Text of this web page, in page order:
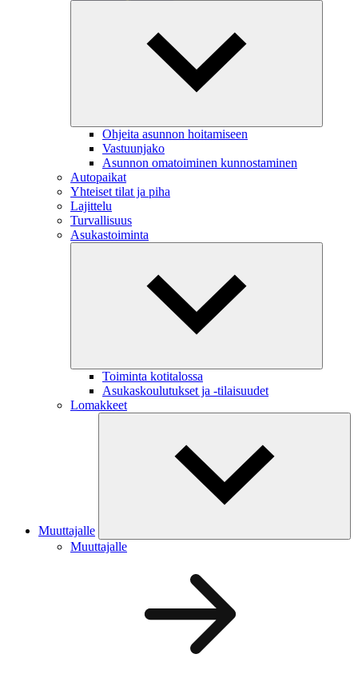
Ohjeita asunnon hoitamiseen
Vastuunjako
Asunnon omatoiminen kunnostaminen
Autopaikat
Yhteiset tilat ja piha
Lajittelu
Turvallisuus
Asukastoiminta
Toiminta kotitalossa
Asukaskoulutukset ja -tilaisuudet
Lomakkeet
Muuttajalle
Muuttajalle